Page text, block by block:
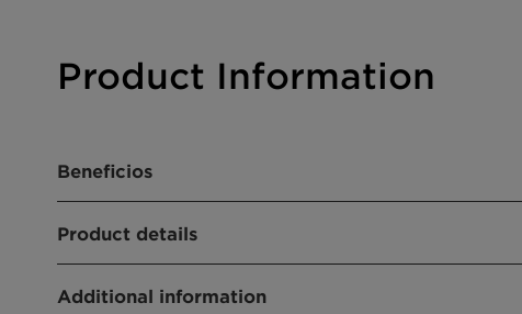
Product Information
Beneficios
Viscosity reduction
Product details
Additional information